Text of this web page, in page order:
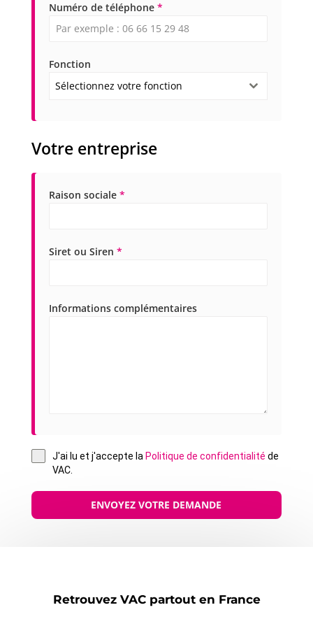
Numéro de téléphone *
Fonction
Sélectionnez votre fonction
Votre entreprise
Raison sociale *
Siret ou Siren *
Informations complémentaires
J'ai lu et j'accepte la Politique de confidentialité de
VAC.
ENVOYEZ VOTRE DEMANDE
Retrouvez VAC partout en France